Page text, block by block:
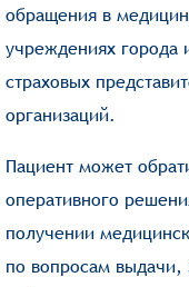
обращения в
учреждениях города
страховых
организаций.
Пациент может
оперативного
получении
по вопросам